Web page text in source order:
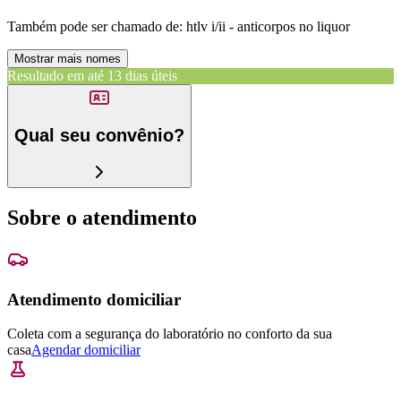
Também pode ser chamado de: htlv i/ii - anticorpos no liquor
Mostrar mais nomes
Resultado em até 13 dias úteis
Qual seu convênio?
Sobre o atendimento
Atendimento domiciliar
Coleta com a segurança do laboratório no conforto da sua
casaAgendar domiciliar